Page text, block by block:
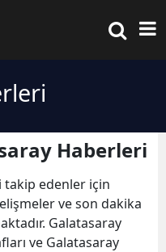
Haberleri
takip edenler için
ve son dakika
Galatasaray
ve Galatasaray